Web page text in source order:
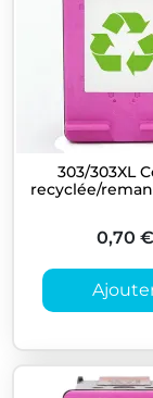
303/303XL
recyclée/
0,70 €